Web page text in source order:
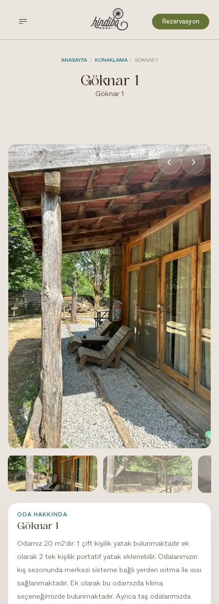
Rezervasyon
ANASAYFA / KONAKLAMA / GÖKNAR 1
Göknar 1
Göknar 1
HINDIBA DOĞA EVI
Göknar 1
Göknar 1
1/ 9
ODA HAKKINDA
Göknar 1
Odamız 20 m2’dir. 1 çift kişilik yatak bulunmaktadır ek
olarak 2 tek kişilik portatif yatak eklenebilir. Odalarımızın
kış sezonunda merkezi sisteme bağlı yerden ısıtma ile ısısı
sağlanmaktadır. Ek olarak bu odamızda klima
seçeneğimizde bulunmaktadır. Ayrıca taş odalarımızda